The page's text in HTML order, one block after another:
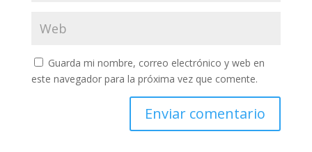
Guarda mi nombre, correo electrónico y web en
este navegador para la próxima vez que comente.